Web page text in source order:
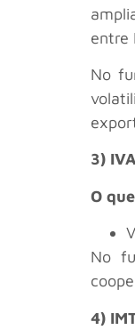
entre
No
3)
O
No
4)